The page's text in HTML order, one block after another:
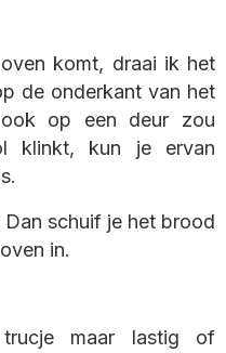
komt, draai ik het
de onderkant van het
op een deur zou
klinkt, kun je ervan
Dan schuif je het brood
in.
maar lastig of